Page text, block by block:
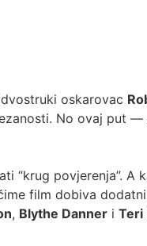
oskarovac
No ovaj put
“krug povjerenja”. A
film dobiva
, Blythe Danner i Teri